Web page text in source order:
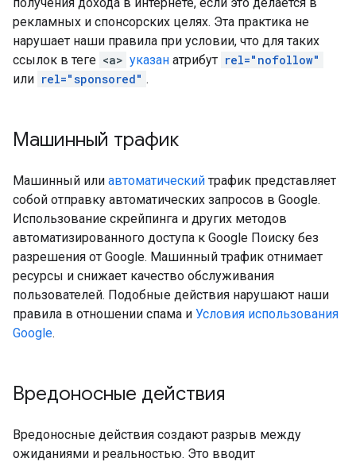
рекламных и спонсорских целях. Эта практика не
нарушает наши правила при условии, что для таких
ссылок в теге <a> указан атрибут rel="nofollow"
или rel="sponsored" .
Машинный трафик
Машинный или автоматический трафик представляет
собой отправку автоматических запросов в Google.
Использование скрейпинга и других методов
автоматизированного доступа к Google Поиску без
разрешения от Google. Машинный трафик отнимает
ресурсы и снижает качество обслуживания
пользователей. Подобные действия нарушают наши
правила в отношении спама и Условия использования
Google.
Вредоносные действия
Вредоносные действия создают разрыв между
ожиданиями и реальностью. Это вводит